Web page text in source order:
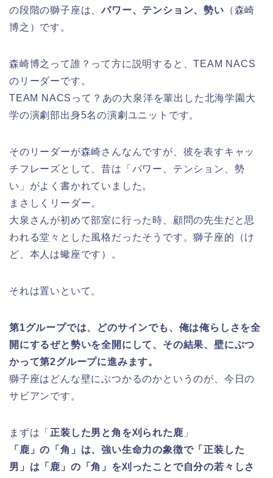
の段階の獅子座は、パワー、テンション、勢い （森崎
博之）です。
森崎博之って誰？って方に説明すると、TEAM NACS
のリーダーです。
TEAM NACSって？あの大泉洋を輩出した北海学園大
学の演劇部出身5名の演劇ユニットです。
そのリーダーが森崎さんなんですが、彼を表すキャッ
チフレーズとして、昔は「パワー、テンション、勢
い」がよく書かれていました。
まさしくリーダー。
大泉さんが初めて部室に行った時、顧問の先生だと思
われる堂々とした風格だったそうです。獅子座的（け
ど、本人は蠍座です）。
それは置いといて。
第1グループでは、どのサインでも、俺は俺らしさを全
開にするぜと勢いを全開にして、その結果、壁にぶつ
かって第2グループに進みます。
獅子座はどんな壁にぶつかるのかというのが、今日の
サビアンです。
まずは「正装した男と角を刈られた鹿」
「鹿」の「角」は、強い生命力の象徴で「正装した
男」は「鹿」の「角」を刈ったことで自分の若々しさ